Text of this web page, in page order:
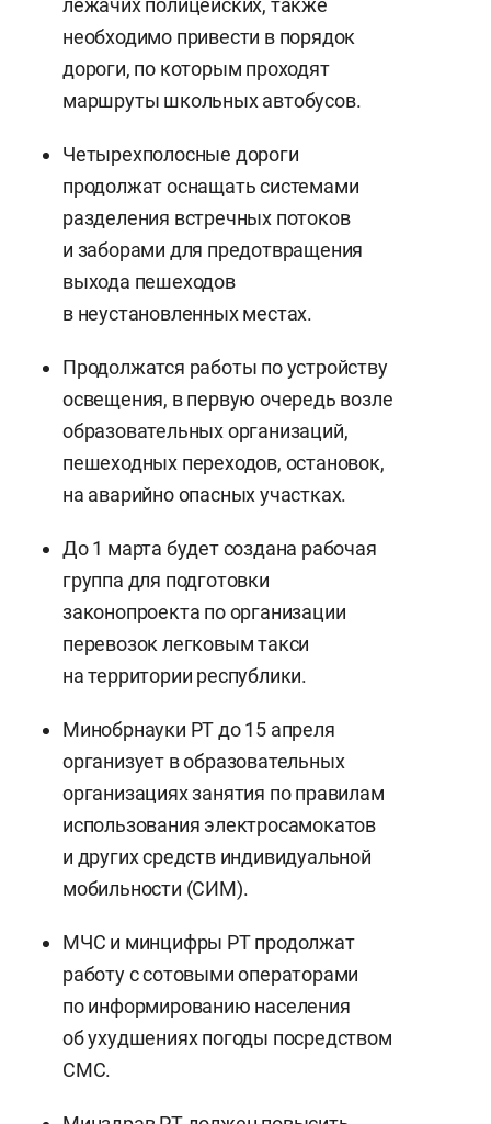
необходимо привести в порядок
дороги, по которым проходят
маршруты школьных автобусов.
Четырехполосные дороги
продолжат оснащать системами
разделения встречных потоков
и заборами для предотвращения
выхода пешеходов
в неустановленных местах.
Продолжатся работы по устройству
освещения, в первую очередь возле
образовательных организаций,
пешеходных переходов, остановок,
на аварийно опасных участках.
До 1 марта будет создана рабочая
группа для подготовки
законопроекта по организации
перевозок легковым такси
на территории республики.
Минобрнауки РТ до 15 апреля
организует в образовательных
организациях занятия по правилам
использования электросамокатов
и других средств индивидуальной
мобильности (СИМ).
МЧС и минцифры РТ продолжат
работу с сотовыми операторами
по информированию населения
об ухудшениях погоды посредством
СМС.